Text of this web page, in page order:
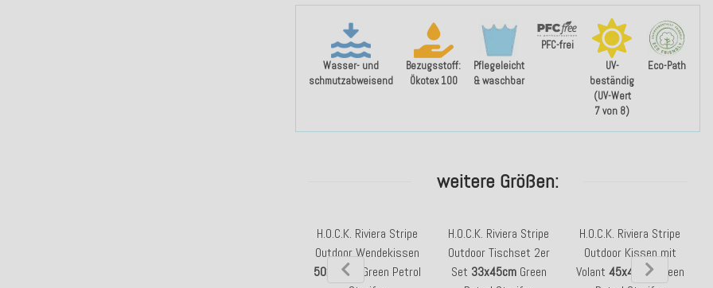
Wasser- und
schmutzabweisend
Bezugsstoff:
Ökotex 100
Pflegeleicht
& waschbar
PFC-frei
UV-
beständig
(UV-Wert
7 von 8)
Eco-Path
weitere Größen:
H.O.C.K. Riviera Stripe
Outdoor Wendekissen
50x50cm
Green Petrol
H.O.C.K. Riviera Stripe
Outdoor Tischset 2er
Set 33x45cmGreen
H.O.C.K. Riviera Stripe
Outdoor Kissen mit
Volant 45x45cmGreen